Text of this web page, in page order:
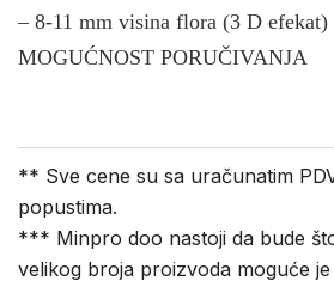
– 8-11 mm visina flora (3 D efekat)
MOGUĆNOST PORUČIVANJA
** Sve cene su sa uračunatim
popustima.
*** Minpro doo nastoji da bude
velikog broja proizvoda moguće